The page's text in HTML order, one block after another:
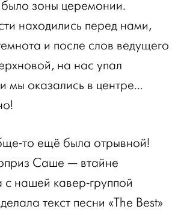
зоны церемонии.
находились перед нами,
и после слов ведущего
на нас упал
мы оказались в центре…
то ещё была отрывной!
Саше — втайне
с нашей кавер-группой
текст песни «The Best»